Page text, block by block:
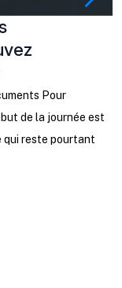
Pour
de la journée est
qui reste pourtant